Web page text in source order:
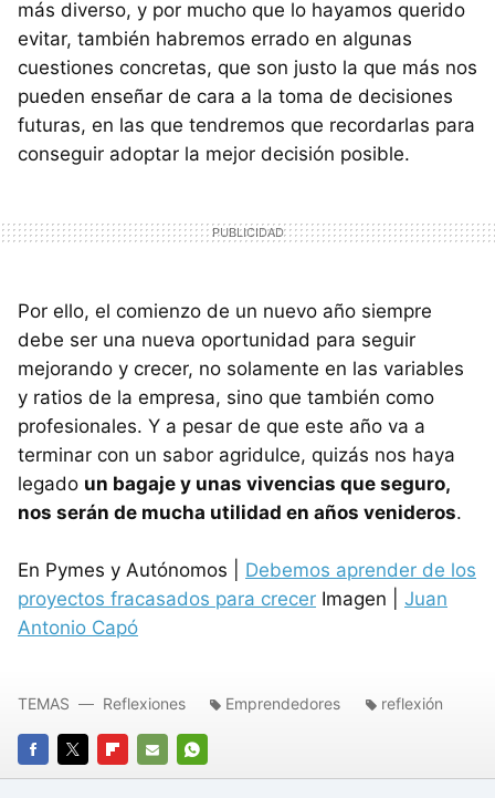
más diverso, y por mucho que lo hayamos querido
evitar, también habremos errado en algunas
cuestiones concretas, que son justo la que más nos
pueden enseñar de cara a la toma de decisiones
futuras, en las que tendremos que recordarlas para
conseguir adoptar la mejor decisión posible.
Por ello, el comienzo de un nuevo año siempre
debe ser una nueva oportunidad para seguir
mejorando y crecer, no solamente en las variables
y ratios de la empresa, sino que también como
profesionales. Y a pesar de que este año va a
terminar con un sabor agridulce, quizás nos haya
legado un bagaje y unas vivencias que seguro,
nos serán de mucha utilidad en años venideros.
En Pymes y Autónomos | Debemos aprender de los
proyectos fracasados para crecer Imagen | Juan
Antonio Capó
FACEBOOK
TWITTERFLIPBOARD
E-
WHATSAPP
TEMAS Reflexiones Emprendedores reflexión